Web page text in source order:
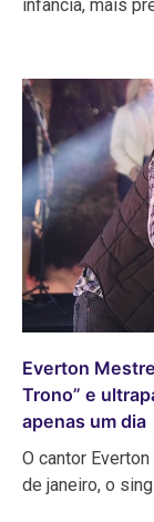
infância, mais
Everton
Trono” e
apenas um dia
O cantor
de janeiro, o